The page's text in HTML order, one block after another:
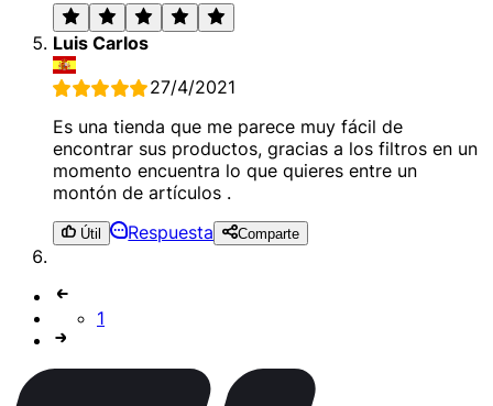
Luis Carlos
27/4/2021
Es una tienda que me parece muy fácil de
encontrar sus productos, gracias a los filtros en un
momento encuentra lo que quieres entre un
montón de artículos .
Útil Respuesta Comparte
1